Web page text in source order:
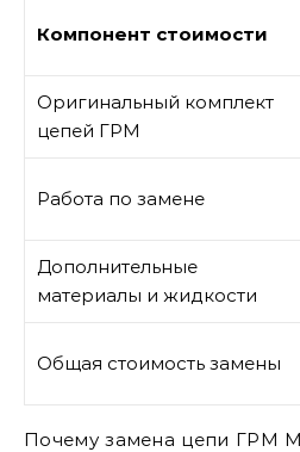
Компонент стоимости
Оригинальный комплект
цепей ГРМ
Работа по замене
Дополнительные
материалы и жидкости
Общая стоимость замены
Почему замена цепи ГРМ